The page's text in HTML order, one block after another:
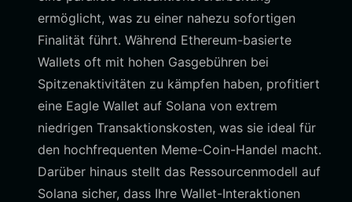
ermöglicht, was zu einer nahezu sofortigen
Finalität führt. Während Ethereum-basierte
Wallets oft mit hohen Gasgebühren bei
Spitzenaktivitäten zu kämpfen haben, profitiert
eine Eagle Wallet auf Solana von extrem
niedrigen Transaktionskosten, was sie ideal für
den hochfrequenten Meme-Coin-Handel macht.
Darüber hinaus stellt das Ressourcenmodell auf
Solana sicher, dass Ihre Wallet-Interaktionen